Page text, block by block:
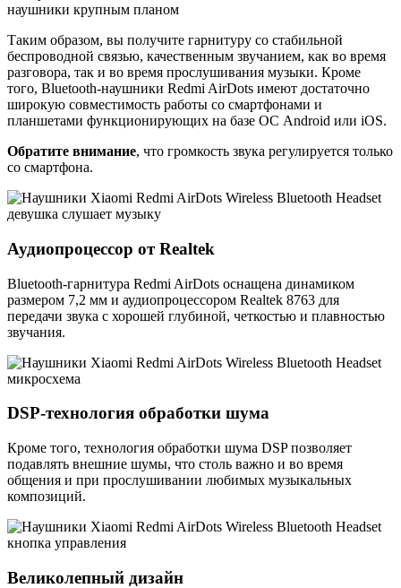
Таким образом, вы получите гарнитуру со стабильной
беспроводной связью, качественным звучанием, как во время
разговора, так и во время прослушивания музыки. Кроме
того, Bluetooth-наушники Redmi AirDots имеют достаточно
широкую совместимость работы со смартфонами и
планшетами функционирующих на базе ОС Android или iOS.
Обратите внимание, что громкость звука регулируется только
со смартфона.
Аудиопроцессор от Realtek
Bluetooth-гарнитура Redmi AirDots оснащена динамиком
размером 7,2 мм и аудиопроцессором Realtek 8763 для
передачи звука с хорошей глубиной, четкостью и плавностью
звучания.
DSP-технология обработки шума
Кроме того, технология обработки шума DSP позволяет
подавлять внешние шумы, что столь важно и во время
общения и при прослушивании любимых музыкальных
композиций.
Великолепный дизайн